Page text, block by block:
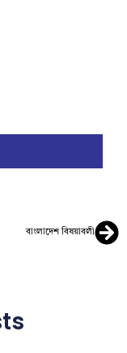
বাংলাদেশ বিষয়াবলী